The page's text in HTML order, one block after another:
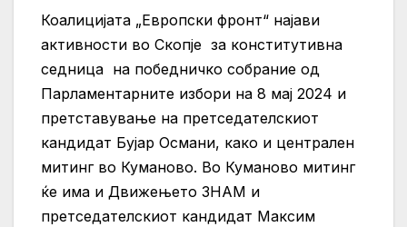
Коалицијата „Европски фронт“ најави
активности во Скопје за конститутивна
седница на победничко собрание од
Парламентарните избори на 8 мај 2024 и
претставување на претседателскиот
кандидат Бујар Османи, како и централен
митинг во Куманово. Во Куманово митинг
ќе има и Движењето ЗНАМ и
претседателскиот кандидат Максим